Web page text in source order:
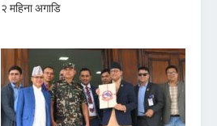
२ महिना अगाडि